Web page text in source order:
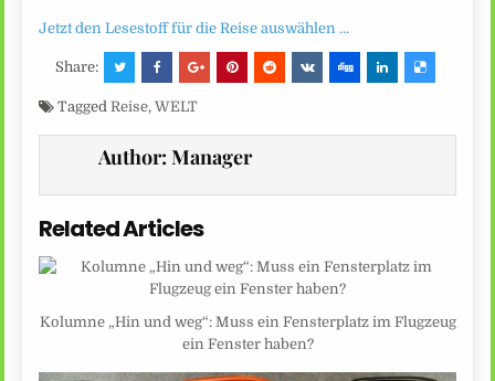
Jetzt den Lesestoff für die Reise auswählen …
Share:
Tagged Reise,WELT
Author:Manager
Related Articles
Kolumne „Hin und weg“: Muss ein Fensterplatz im Flugzeug
ein Fenster haben?